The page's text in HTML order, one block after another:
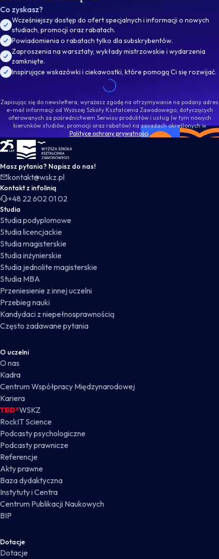
Co zyskasz?
Wcześniejszy dostęp do ofert specjalnych i informacji o nowych
studiach, promocji oraz rabatach.
Powiadomienia o rabatach tylko dla subskrybentów.
Zaproszenia na warsztaty, wykłady mistrzowskie i wydarzenia
zamknięte.
Inspirujące wskazówki i ciekawostki, które pomogą Ci się rozwijać.
Zapisując się do newslettera, wyrażasz zgodę na otrzymywanie na podany adres
e-mail informacji od Wyższej Szkoły Kształcenia Zawodowego, dotyczących
oferowanych za pośrednictwem Serwisu produktów i usług (w tym nowych
kierunków studiów, promocji oraz rabatów) na zasadach określonych w
Polityce ochrony prywatności.
WSKZ - strona główna
Masz pytania? Napisz do nas!
kontakt@wskz.pl
Kontakt z infolinią
+48 22 602 01 02
Studia
Studia podyplomowe
Studia licencjackie
Studia magisterskie
Studia inżynierskie
Studia jednolite magisterskie
Studia MBA
Przeniesienie z innej uczelni
Przebieg nauki
Kandydaci z niepełnosprawnością
Często zadawane pytania
O uczelni
O nas
Kadra
Centrum Współpracy Międzynarodowej
Kariera
WSKZ
RockIT Science
Podcasty psychologiczne
Podcasty prawnicze
Referencje
Akty prawne
Baza dydaktyczna
Instytuty i Centra
Centrum Publikacji Naukowych
BIP
Dotacje
Dotacje